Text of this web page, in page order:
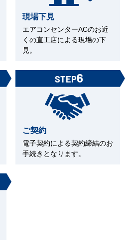
現場下見
エアコンセンターACのお近
くの直工店による現場の下
見。
STEP6
ご契約
電子契約による契約締結のお
手続きとなります。